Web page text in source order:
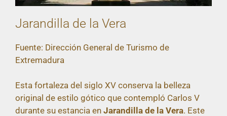
Jarandilla de la Vera
Fuente: Dirección General de Turismo de
Extremadura
Esta fortaleza del siglo XV conserva la belleza
original de estilo gótico que contempló Carlos V
durante su estancia en Jarandilla de la Vera. Este